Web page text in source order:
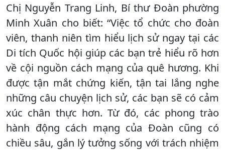
Chị Nguyễn Trang Linh, Bí thư Đoàn phường
Minh Xuân cho biết: “Việc tổ chức cho đoàn
viên, thanh niên tìm hiểu lịch sử ngay tại các
Di tích Quốc hội giúp các bạn trẻ hiểu rõ hơn
về cội nguồn cách mạng của quê hương. Khi
được tận mắt chứng kiến, tận tai lắng nghe
những câu chuyện lịch sử, các bạn sẽ có cảm
xúc chân thực hơn. Từ đó, các phong trào
hành động cách mạng của Đoàn cũng có
chiều sâu, gắn lý tưởng sống với trách nhiệm